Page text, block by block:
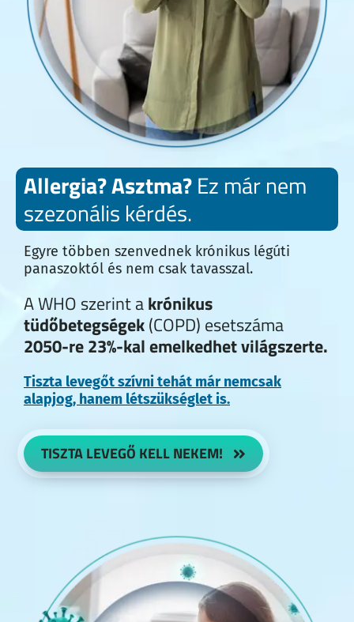
Allergia? Asztma?Ez már nem
szezonális kérdés.
Egyre többen szenvednek krónikus légúti
panaszoktól és nem csak tavasszal.
A WHO szerint akrónikus
tüdőbetegségek(COPD) esetszáma
2050-re 23%-kal emelkedhet világszerte.
Tiszta levegőt szívni tehát már nemcsak
alapjog, hanem létszükséglet is.
TISZTA LEVEGŐ KELL NEKEM!